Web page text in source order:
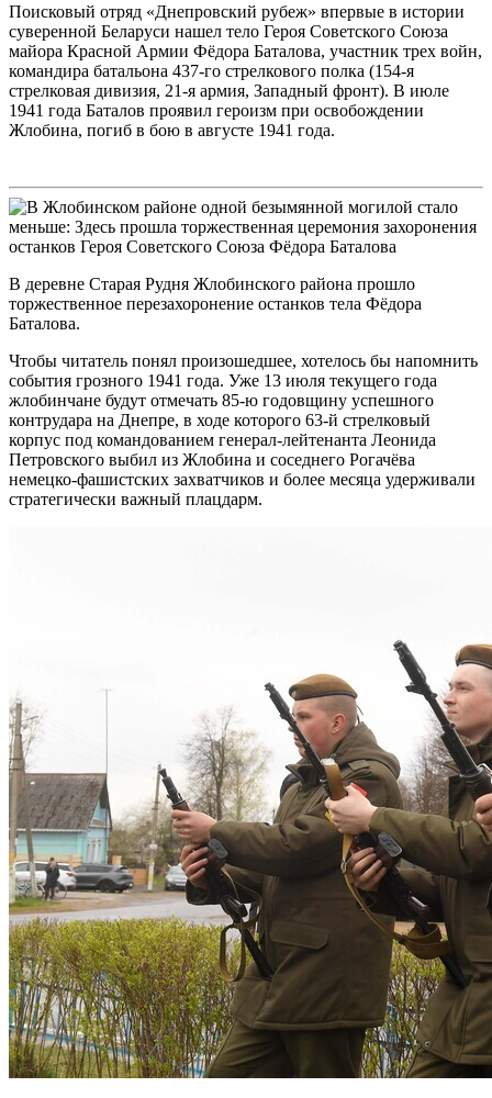
Поисковый отряд «Днепровский рубеж» впервые в истории
суверенной Беларуси нашел тело Героя Советского Союза
майора Красной Армии Фёдора Баталова, участник трех войн,
командира батальона 437-го стрелкового полка (154-я
стрелковая дивизия, 21-я армия, Западный фронт). В июле
1941 года Баталов проявил героизм при освобождении
Жлобина, погиб в бою в августе 1941 года.
В деревне Старая Рудня Жлобинского района прошло
торжественное перезахоронение останков тела Фёдора
Баталова.
Чтобы читатель понял произошедшее, хотелось бы напомнить
события грозного 1941 года. Уже 13 июля текущего года
жлобинчане будут отмечать 85-ю годовщину успешного
контрудара на Днепре, в ходе которого 63-й стрелковый
корпус под командованием генерал-лейтенанта Леонида
Петровского выбил из Жлобина и соседнего Рогачёва
немецко-фашистских захватчиков и более месяца удерживали
стратегически важный плацдарм.